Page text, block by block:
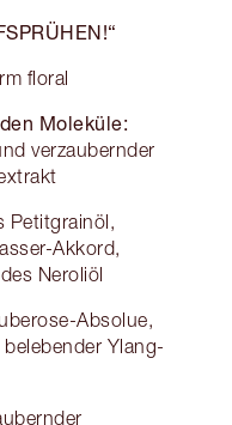
floral
Moleküle:
verzaubernder
Petitgrainöl,
Akkord,
Neroliöl
Absolue,
Ylang-